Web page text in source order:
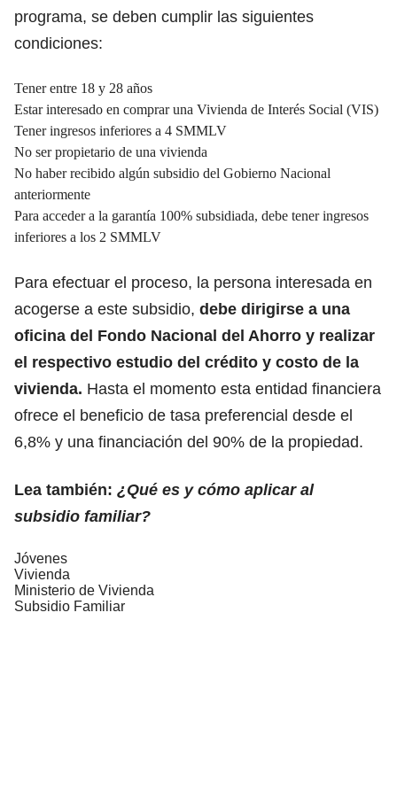
programa, se deben cumplir las siguientes
condiciones:
Tener entre 18 y 28 años
Estar interesado en comprar una Vivienda de Interés Social (VIS)
Tener ingresos inferiores a 4 SMMLV
No ser propietario de una vivienda
No haber recibido algún subsidio del Gobierno Nacional
anteriormente
Para acceder a la garantía 100% subsidiada, debe tener ingresos
inferiores a los 2 SMMLV
Para efectuar el proceso, la persona interesada en
acogerse a este subsidio, debe dirigirse a una
oficina del Fondo Nacional del Ahorro y realizar
el respectivo estudio del crédito y costo de la
vivienda. Hasta el momento esta entidad financiera
ofrece el beneficio de tasa preferencial desde el
6,8% y una financiación del 90% de la propiedad.
Lea también: ¿Qué es y cómo aplicar al
subsidio familiar?
Jóvenes
Vivienda
Ministerio de Vivienda
Subsidio Familiar